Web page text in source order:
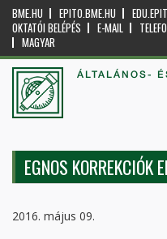
BME.HU EPITO.BME.HU
OKTATÓI BELÉPÉS
E-MAIL
MAGYAR
ÁLTALÁNOS-
EGNOS KORREKCIÓK
2016. május 09.